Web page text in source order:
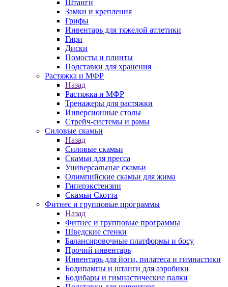
Штанги
Замки и крепления
Грифы
Инвентарь для тяжелой атлетики
Гири
Диски
Помосты и плинты
Подставки для хранения
Растяжка и МФР
Назад
Растяжка и МФР
Тренажеры для растяжки
Инверсионные столы
Стрейч-системы и рамы
Силовые скамьи
Назад
Силовые скамьи
Скамьи для пресса
Универсальные скамьи
Олимпийские скамьи для жима
Гиперэкстензии
Скамьи Скотта
Фитнес и групповые программы
Назад
Фитнес и групповые программы
Шведские стенки
Балансировочные платформы и босу
Прочий инвентарь
Инвентарь для йоги, пилатеса и гимнастики
Бодипампы и штанги для аэробики
Бодибары и гимнастические палки